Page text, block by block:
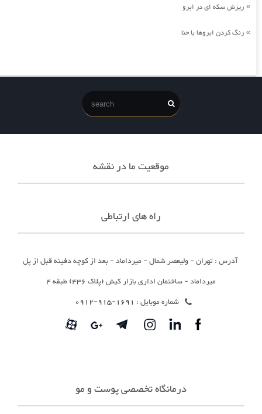
» ریزش سکه ای در ابرو
» رنگ کردن ابروها با حنا
موقعیت ما در نقشه
راه های ارتباطی
آدرس : تهران - ولیعصر شمال - میرداماد - بعد از کوچه دفینه قبل از پل
میرداماد - ساختمان اداری بازار کیش (پلاک 436) طبقه 4
شماره موبایل : 1691-915-0912
درمانگاه تخصصی پوست و مو